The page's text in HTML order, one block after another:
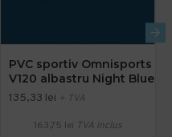
PVC sportiv Omnisports
V120 albastru Night Blue
135,33 lei + TVA
163,75 lei TVA inclus